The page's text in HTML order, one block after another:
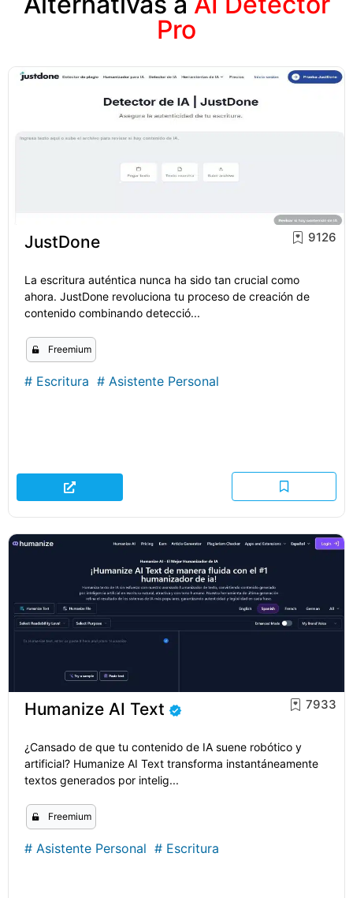
Pro
JustDone 9126
La escritura auténtica nunca ha sido tan crucial como
ahora. JustDone revoluciona tu proceso de creación de
contenido combinando detecció...
Freemium
# Escritura # Asistente Personal
Humanize AI Text 7933
¿Cansado de que tu contenido de IA suene robótico y
artificial? Humanize AI Text transforma instantáneamente
textos generados por intelig...
Freemium
# Asistente Personal # Escritura